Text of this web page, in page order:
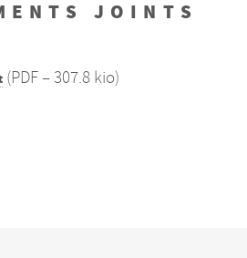
JOINTS
(PDF – 307.8 kio)